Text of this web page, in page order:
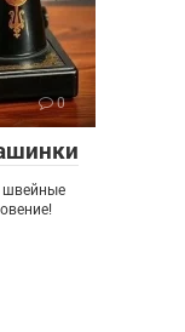
0
швейные